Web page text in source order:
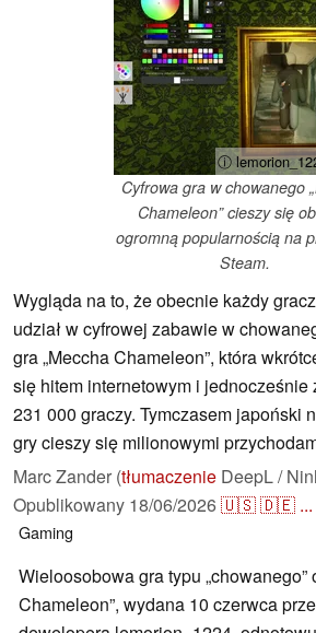
ⓘ
Cyfrowa gra w chowanego
Chameleon” cieszy się
ogromną popularnością na
Steam.
Wygląda na to, że obecnie każdy
udział w cyfrowej zabawie w
gra „Meccha Chameleon”, która
się hitem internetowym i jednocześnie
231 000 graczy. Tymczasem japoński
gry cieszy się milionowymi
Marc Zander (tłumaczenie DeepL /
Opublikowany 18/06/2026🇺🇸🇩🇪 ...
Gaming
Wieloosobowa gra typu „chowanego”
Chameleon”, wydana 10 czerwca